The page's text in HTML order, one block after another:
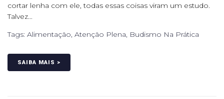
cortar lenha com ele, todas essas coisas viram um estudo.
Talvez...
Tags: Alimentação, Atenção Plena, Budismo Na Prática
SAIBA MAIS >